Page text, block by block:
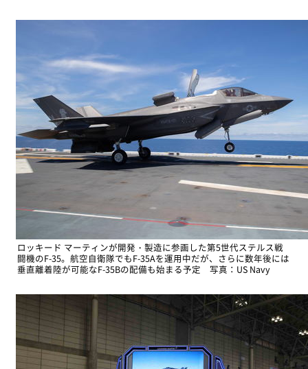
ロッキード マーティンが開発・製造に参画した第5世代ステルス戦
闘機のF-35。航空自衛隊でもF-35Aを運用中だが、さらに数年後には
垂直離着陸が可能なF-35Bの配備も始まる予定 写真：US Navy